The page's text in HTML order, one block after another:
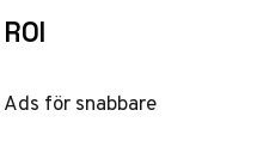
för snabbare